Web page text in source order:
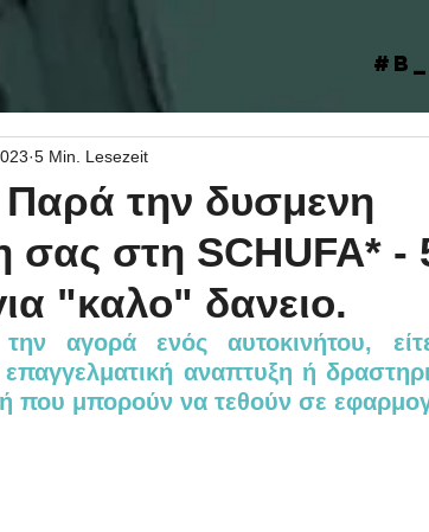
Παρά την δυσμενη
στη SCHUFA* -
"καλο" δανειο.
5 Min. Lesezeit
την αγορά ενός αυτοκινήτου,
επαγγελματική αναπτυξη ή
που μπορούν να τεθούν σε